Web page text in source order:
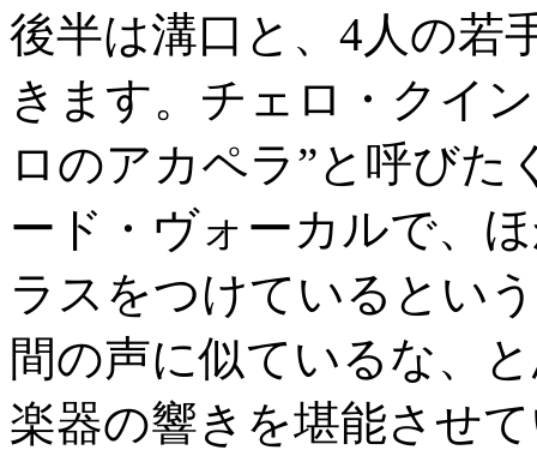
後半は溝口と、4人の若
きます。チェロ・クイ
ロのアカペラ”と呼びた
ード・ヴォーカルで、
ラスをつけているとい
間の声に似ているな、
楽器の響きを堪能させ